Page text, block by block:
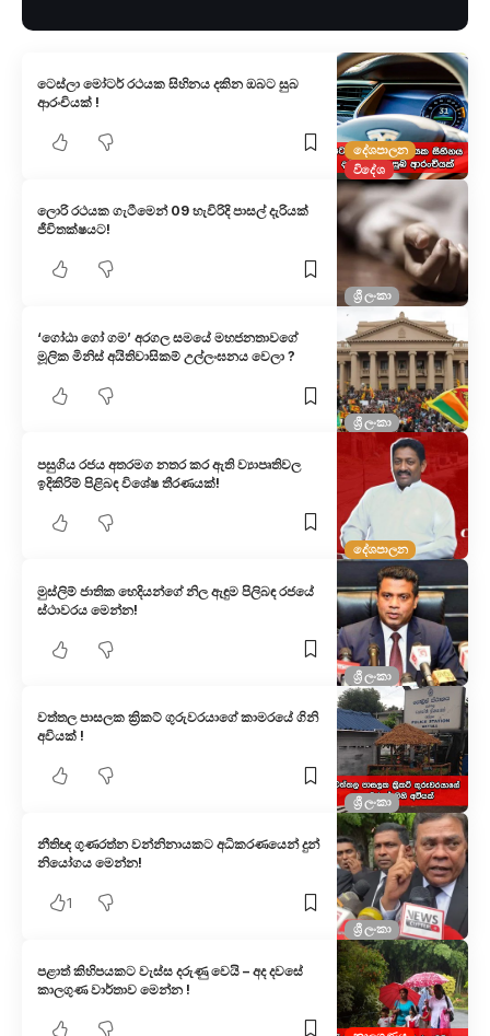
දේශපාලන
විදේශ
ටෙස්ලා මෝටර් රථයක සිහිනය දකින ඔබට සුබ
ආරංචියක් !
ශ්‍රී ලංකා
ලොරි රථයක ගැටීමෙන් 09 හැවිරිදි පාසල් දැරියක්
ජීවිතක්ෂයට!
ශ්‍රී ලංකා
‘ගෝඨා ගෝ ගම’ අරගල සමයේ මහජනතාවගේ
මූලික මිනිස් අයිතිවාසිකම් උල්ලංඝනය වෙලා ?
දේශපාලන
පසුගිය රජය අතරමග නතර කර ඇති ව්‍යාපෘතිවල
ඉදිකිරිම් පිළිබඳ විශේෂ තීරණයක්!
ශ්‍රී ලංකා
මුස්ලිම් ජාතික හෙදියන්ගේ නිල ඇඳුම පිලිබඳ රජයේ
ස්ථාවරය මෙන්න!
ශ්‍රී ලංකා
වත්තල පාසලක ක්‍රිකට් ගුරුවරයාගේ කාමරයේ ගිනි
අවියක් !
ශ්‍රී ලංකා
නීතිඥ ගුණරත්න වන්නිනායකට අධිකරණයෙන් දුන්
නියෝගය මෙන්න!
1
පළාත් කිහිපයකට වැස්ස දරුණු වෙයි – අද දවසේ
කාලගුණ වාර්තාව මෙන්න !